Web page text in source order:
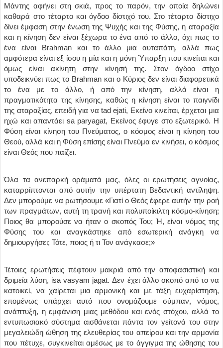
Μάντης αφήνει στη σκιά, προς το παρόν, την οποία δηλώνει
καθαρά στο τέταρτο και όγδοο δίστιχό του. Στο τέταρτο δίστιχο
δίνει έμφαση στην ένωση της Ψυχής και της Φύσης, η αταραξία
και η κίνηση δεν είναι ξέχωρα το ένα από το άλλο, όχι πως το
ένα είναι Brahman και το άλλο μια αυταπάτη, αλλά πως
αμφότερα είναι εξ ίσου η μία και η μόνη Ύπαρξη που κινείται και
όμως είναι ακίνητη στην κίνησή της. Στον όγδοο στίχο
υποδεικνύει πως το Brahman και ο Κύριος δεν είναι διαφορετικά
το ένα με το άλλο, ή από την κίνηση, αλλά είναι η
πραγματικότητα της κίνησης, καθώς η κίνηση είναι το παιγνίδι
της αταραξίας, επειδή για να tad ejati, Εκείνο κινείται, έρχεται μια
ηχώ και απαντάει sa paryagat, Εκείνος έφυγε στο εξωτερικό. Η
Φύση είναι κίνηση του Πνεύματος, ο κόσμος είναι η κίνηση του
Θεού, αλλά και η Φύση επίσης είναι Πνεύμα εν κινήσει, ο κόσμος
είναι Θεός που παίζει.
Όλα τα ανεπαρκή οράματά μας, όλες οι ερωτήσεις αγνοίας,
καταρρίπτονται από αυτήν την υπέρτατη Βεδαντική αντίληψη.
Δεν μπορούμε να ρωτήσουμε «Γιατί ο Θεός έφερε αυτήν την ροή
των πραγμάτων, αυτή τη τρανή και πολυποίκιλτη κόσμο-κίνηση;
Ποιος θα μπορούσε να ήταν ο σκοπός Του; Ή, είναι νόμος της
Φύσης του και αναγκάστηκε από εσωτερική ανάγκη να
δημιουργήσει; Τότε, ποιος ή τι Τον ανάγκασε;»
Τέτοιες ερωτήσεις πέφτουν μακριά από την αποφασιστική και
δριμεία λύση, isa vasyam jagat. Δεν έχει άλλο σκοπό από το να
κατοικεί, να χαίρεται μια αρμονική και με τάξη ευχαρίστηση,
επομένως υπάρχει αυτό που ονομάζουμε σύμπαν, νόμος,
ανάπτυξη, η εμφάνιση μιας μεθόδου και ενός στόχου, αλλά το
εντυπωσιακό σύστημα αισθάνεται πάντα τον γείτονά του στην
μεγαλειώδη ώθηση της ελευθερίας του απείρου και την αρμονία
που πέτυχε, συγκινείται αμέσως με το άγγιγμα της ώθησης του